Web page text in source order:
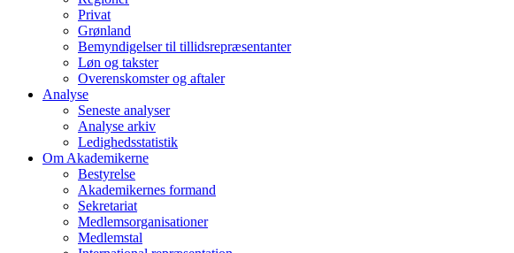
Privat
Grønland
Bemyndigelser til tillidsrepræsentanter
Løn og takster
Overenskomster og aftaler
Analyse
Seneste analyser
Analyse arkiv
Ledighedsstatistik
Om Akademikerne
Bestyrelse
Akademikernes formand
Sekretariat
Medlemsorganisationer
Medlemstal